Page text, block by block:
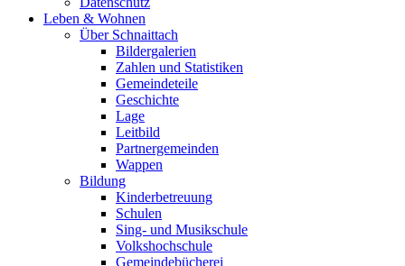
Leben & Wohnen
Über Schnaittach
Bildergalerien
Zahlen und Statistiken
Gemeindeteile
Geschichte
Lage
Leitbild
Partnergemeinden
Wappen
Bildung
Kinderbetreuung
Schulen
Sing- und Musikschule
Volkshochschule
Gemeindebücherei